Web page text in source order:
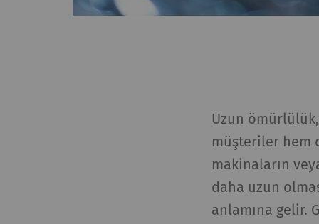
Uzun
müşteriler hem
makinaların
daha uzun
anlamına gelir.